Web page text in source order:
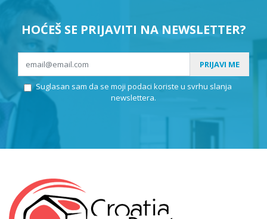
HOĆEŠ SE PRIJAVITI NA NEWSLETTER?
PRIJAVI ME
Suglasan sam da se moji podaci koriste u svrhu slanja
newslettera.